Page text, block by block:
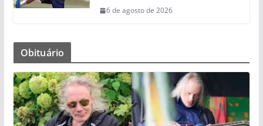
6 de agosto de 2026
Obituário